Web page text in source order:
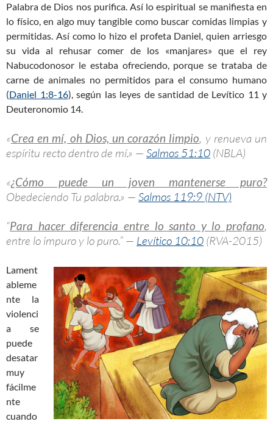
Palabra de Dios nos purifica. Así lo espiritual se manifiesta en
lo físico, en algo muy tangible como buscar comidas limpias y
permitidas. Así como lo hizo el profeta Daniel, quien arriesgo
su vida al rehusar comer de los «manjares» que el rey
Nabucodonosor le estaba ofreciendo, porque se trataba de
carne de animales no permitidos para el consumo humano
(Daniel 1:8-16), según las leyes de santidad de Levítico 11 y
Deuteronomio 14.
«Crea en mí, oh Dios, un corazón limpio, y renueva un
espíritu recto dentro de mí.» — Salmos 51:10 (NBLA)
«¿Cómo puede un joven mantenerse puro?
Obedeciendo Tu palabra.» — Salmos 119:9 (NTV)
“Para hacer diferencia entre lo santo y lo profano,
entre lo impuro y lo puro.” — Levítico 10:10 (RVA-2015)
Lament
ableme
nte la
violenci
a se
puede
desatar
muy
fácilme
nte
cuando